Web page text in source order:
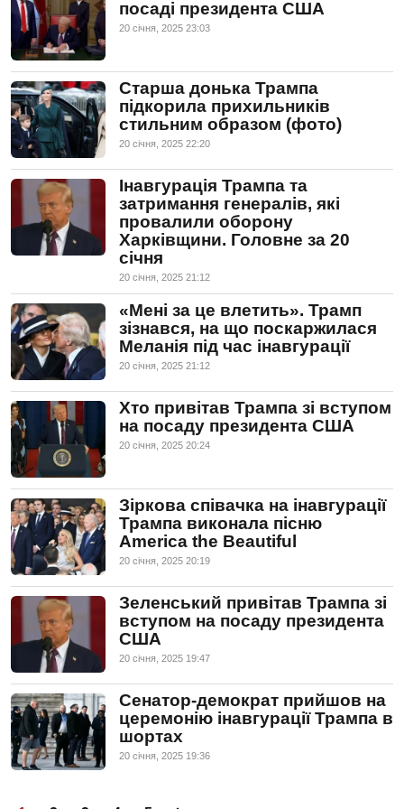
посаді президента США
20 сiчня, 2025 23:03
Старша донька Трампа
підкорила прихильників
стильним образом (фото)
20 сiчня, 2025 22:20
Інавгурація Трампа та
затримання генералів, які
провалили оборону
Харківщини. Головне за 20
січня
20 сiчня, 2025 21:12
«Мені за це влетить». Трамп
зізнався, на що поскаржилася
Меланія під час інавгурації
20 сiчня, 2025 21:12
Хто привітав Трампа зі вступом
на посаду президента США
20 сiчня, 2025 20:24
Зіркова співачка на інавгурації
Трампа виконала пісню
America the Beautiful
20 сiчня, 2025 20:19
Зеленський привітав Трампа зі
вступом на посаду президента
США
20 сiчня, 2025 19:47
Сенатор-демократ прийшов на
церемонію інавгурації Трампа в
шортах
20 сiчня, 2025 19:36